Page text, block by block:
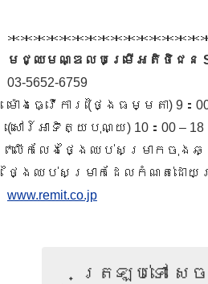
＊＊＊＊＊＊＊＊＊＊＊＊＊＊＊
មជ្ឈមណ្ឌលបម្រើអតិថិជន
03-5652-6759
ម៉ោងធ្វើការ (ថ្ងៃធម្មតា) 9：
(សៅរ៍អាទិត្យបុណ្យ) 10：00 – 18
*លើកលែងថ្ងៃឈប់សម្រាកចុងឆ្ន
ថ្ងៃឈប់សម្រាកដែលកំណត់ដោ
www.remit.co.jp
ត្រឡប់ទៅ ស